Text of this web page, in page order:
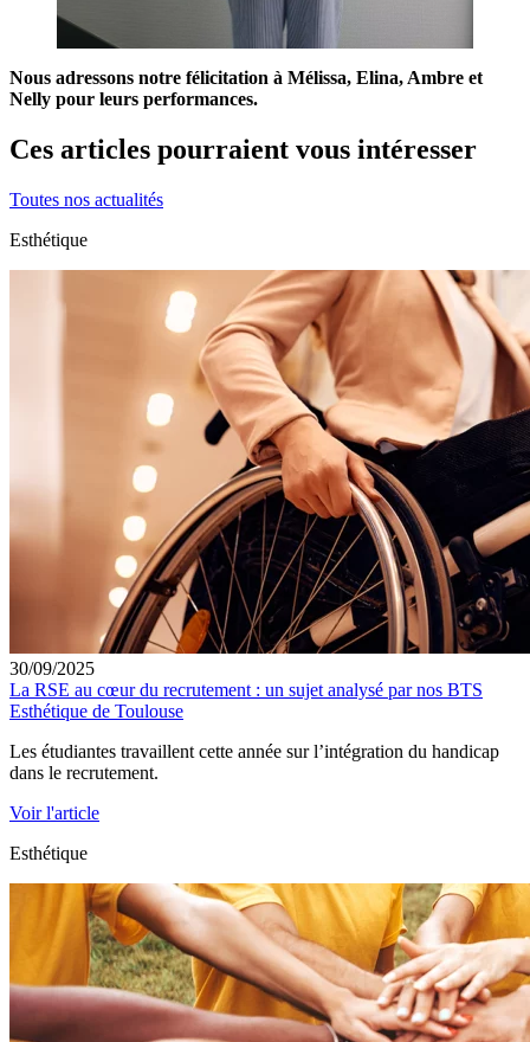
Nous adressons notre félicitation à Mélissa, Elina, Ambre et
Nelly pour leurs performances.
Ces articles pourraient vous intéresser
Toutes nos actualités
Esthétique
30/09/2025
La RSE au cœur du recrutement : un sujet analysé par nos BTS
Esthétique de Toulouse
Les étudiantes travaillent cette année sur l’intégration du handicap
dans le recrutement.
Voir l'article
Esthétique